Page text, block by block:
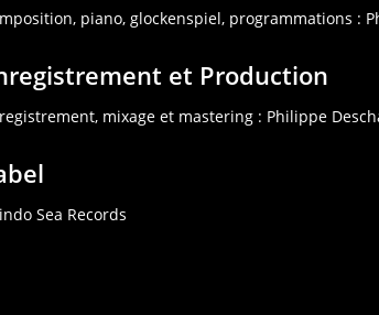
piano, glockenspiel, programmations :
et Production
mixage et mastering : Philippe
Sea Records